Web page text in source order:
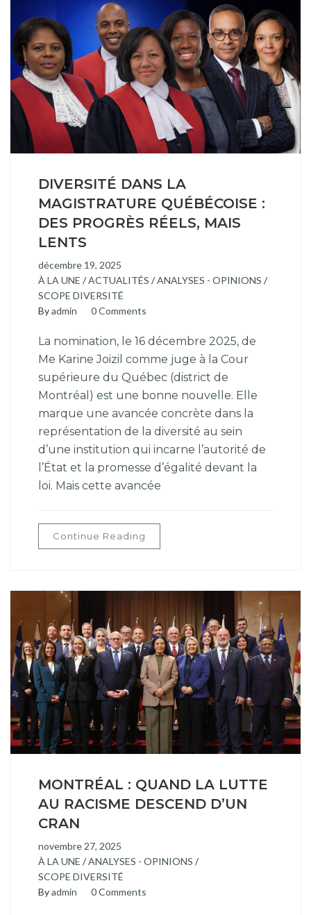
DIVERSITÉ DANS LA
MAGISTRATURE QUÉBÉCOISE :
DES PROGRÈS RÉELS, MAIS
LENTS
décembre 19, 2025
À LA UNE /ACTUALITÉS /ANALYSES - OPINIONS /
SCOPE DIVERSITÉ
Byadmin 0 Comments
La nomination, le 16 décembre 2025, de
Me Karine Joizil comme juge à la Cour
supérieure du Québec (district de
Montréal) est une bonne nouvelle. Elle
marque une avancée concrète dans la
représentation de la diversité au sein
d’une institution qui incarne l’autorité de
l’État et la promesse d’égalité devant la
loi. Mais cette avancée
Continue Reading
MONTRÉAL : QUAND LA LUTTE
AU RACISME DESCEND D’UN
CRAN
novembre 27, 2025
À LA UNE /ANALYSES - OPINIONS /
SCOPE DIVERSITÉ
Byadmin 0 Comments